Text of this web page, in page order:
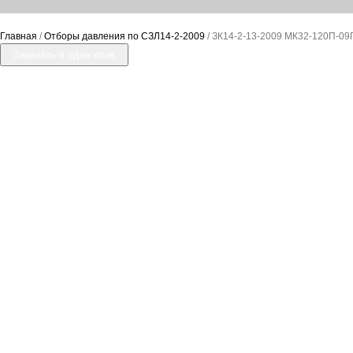
Главная /Отборы давления по СЗЛ14-2-2009 / ЗК14-2-13-2009 МК32-120П-